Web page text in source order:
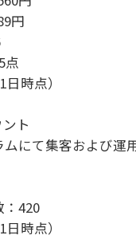
円
点
日時点）
ト
にて集客および運
：420
日時点）